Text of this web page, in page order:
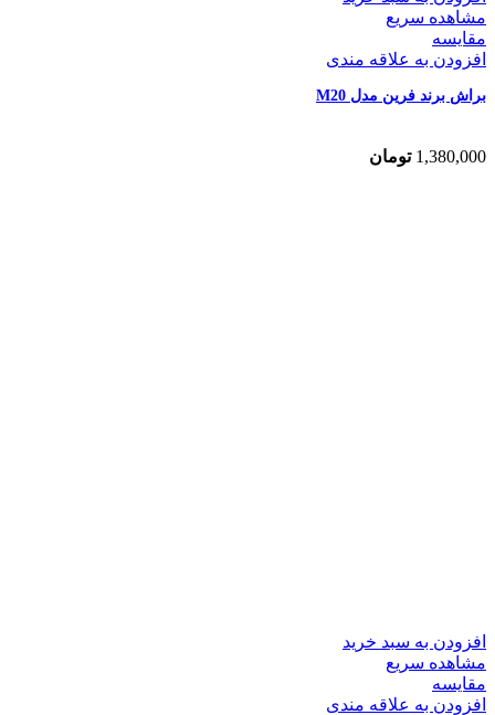
مشاهده سریع
مقایسه
افزودن به علاقه مندی
براش برند فرین مدل M20
1,380,000 تومان
افزودن به سبد خرید
مشاهده سریع
مقایسه
افزودن به علاقه مندی